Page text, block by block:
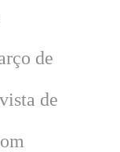
de
de